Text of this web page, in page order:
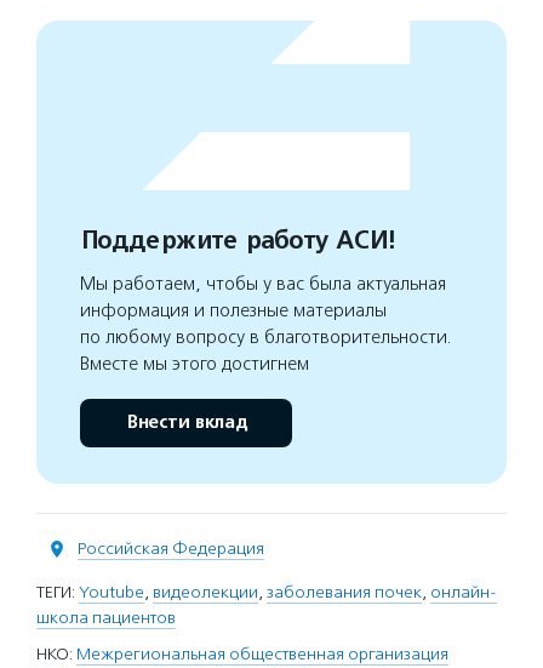
Поддержите работу АСИ!
Мы работаем, чтобы у вас была актуальная
информация и полезные материалы
по любому вопросу в благотворительности.
Вместе мы этого достигнем
Внести вклад
Российская Федерация
ТЕГИ: Youtube, видеолекции, заболевания почек, онлайн-
школа пациентов
НКО: Межрегиональная общественная организация